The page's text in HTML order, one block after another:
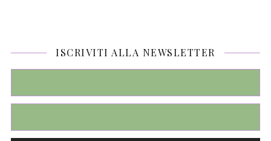
ISCRIVITI ALLA NEWSLETTER